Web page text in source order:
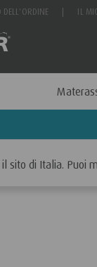
DELL'ORDINE IL
sito di Italia. Puoi